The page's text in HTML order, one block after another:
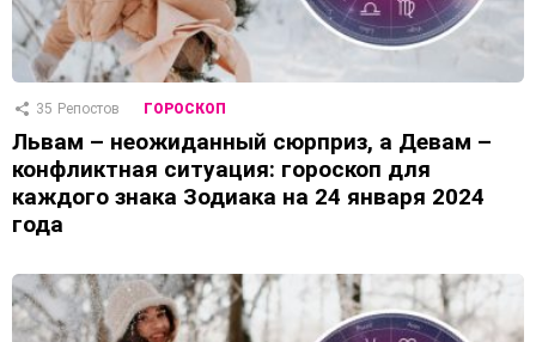
35 Репостов ГОРОСКОП
Львам – неожиданный сюрприз, а Девам –
конфликтная ситуация: гороскоп для
каждого знака Зодиака на 24 января 2024
года